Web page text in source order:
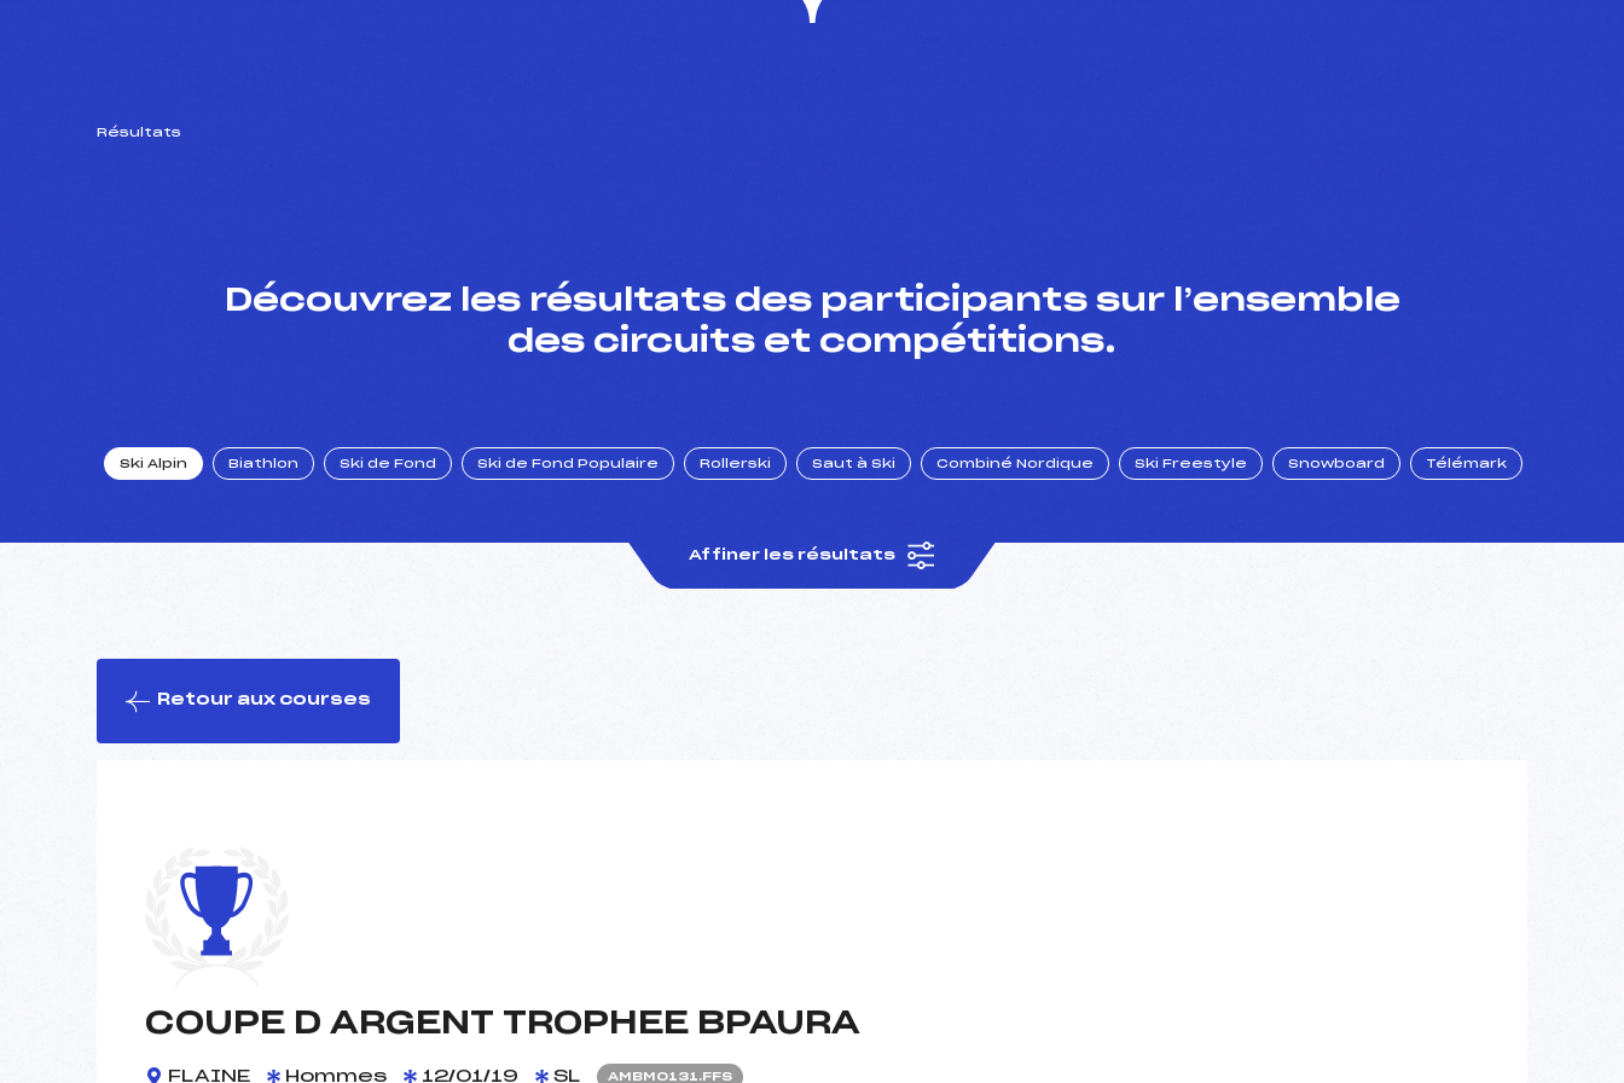
Résultats
Découvrez les résultats des participants sur l’ensemble
des circuits et compétitions.
Ski Alpin Biathlon Ski de Fond Ski de Fond Populaire Rollerski Saut à Ski Combiné Nordique Ski Freestyle Snowboard Télémark
Affiner les résultats
Retour aux courses
COUPE D ARGENT TROPHEE BPAURA
FLAINE Hommes 12/01/19 SL AMBM0131.FFS